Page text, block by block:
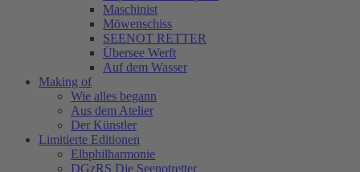
Maschinist
Möwenschiss
SEENOT RETTER
Übersee Werft
Auf dem Wasser
Making of
Wie alles begann
Aus dem Atelier
Der Künstler
Limitierte Editionen
Elbphilharmonie
DGzRS Die Seenotretter